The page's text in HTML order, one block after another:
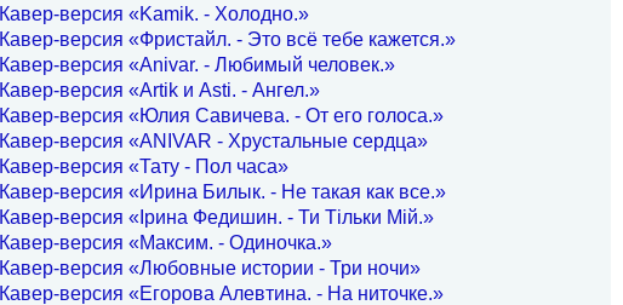
Кавер-версия «Kamik. - Холодно.»
Кавер-версия «Фристайл. - Это всё тебе кажется.»
Кавер-версия «Anivar. - Любимый человек.»
Кавер-версия «Artik и Asti. - Ангел.»
Кавер-версия «Юлия Савичева. - От его голоса.»
Кавер-версия «ANIVAR - Хрустальные сердца»
Кавер-версия «Тату - Пол часа»
Кавер-версия «Ирина Билык. - Не такая как все.»
Кавер-версия «Ірина Федишин. - Ти Тільки Мій.»
Кавер-версия «Максим. - Одиночка.»
Кавер-версия «Любовные истории - Три ночи»
Кавер-версия «Егорова Алевтина. - На ниточке.»